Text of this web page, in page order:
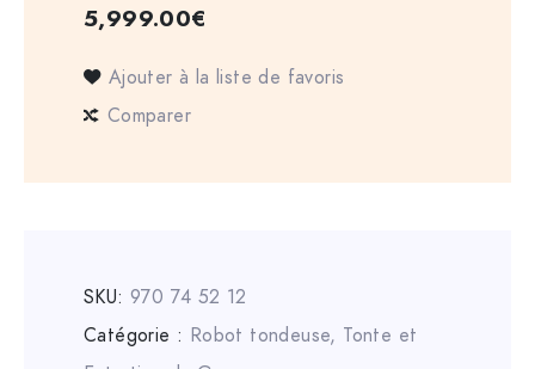
5,999.00€
Ajouter à la liste de favoris
Comparer
SKU: 970 74 52 12
Catégorie : Robot tondeuse, Tonte et